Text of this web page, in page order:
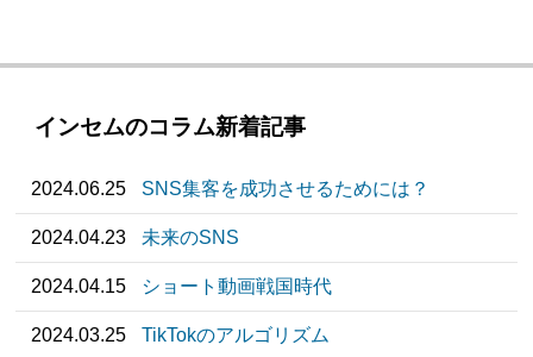
インセムのコラム新着記事
2024.06.25 SNS集客を成功させるためには？
2024.04.23 未来のSNS
2024.04.15 ショート動画戦国時代
2024.03.25 TikTokのアルゴリズム